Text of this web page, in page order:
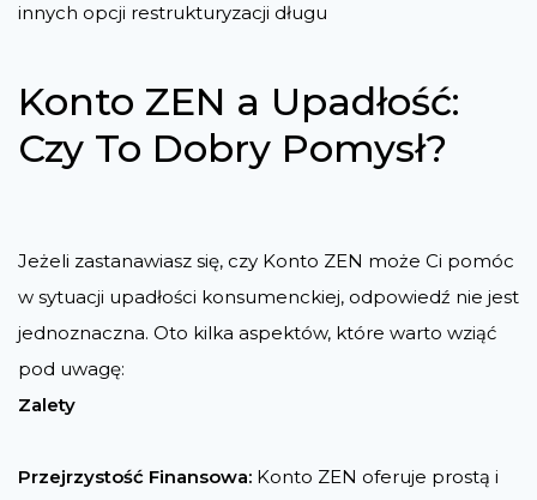
innych opcji restrukturyzacji długu
Konto ZEN a Upadłość:
Czy To Dobry Pomysł?
Jeżeli zastanawiasz się, czy Konto ZEN może Ci pomóc
w sytuacji upadłości konsumenckiej, odpowiedź nie jest
jednoznaczna. Oto kilka aspektów, które warto wziąć
pod uwagę:
Zalety
Przejrzystość Finansowa: Konto ZEN oferuje prostą i